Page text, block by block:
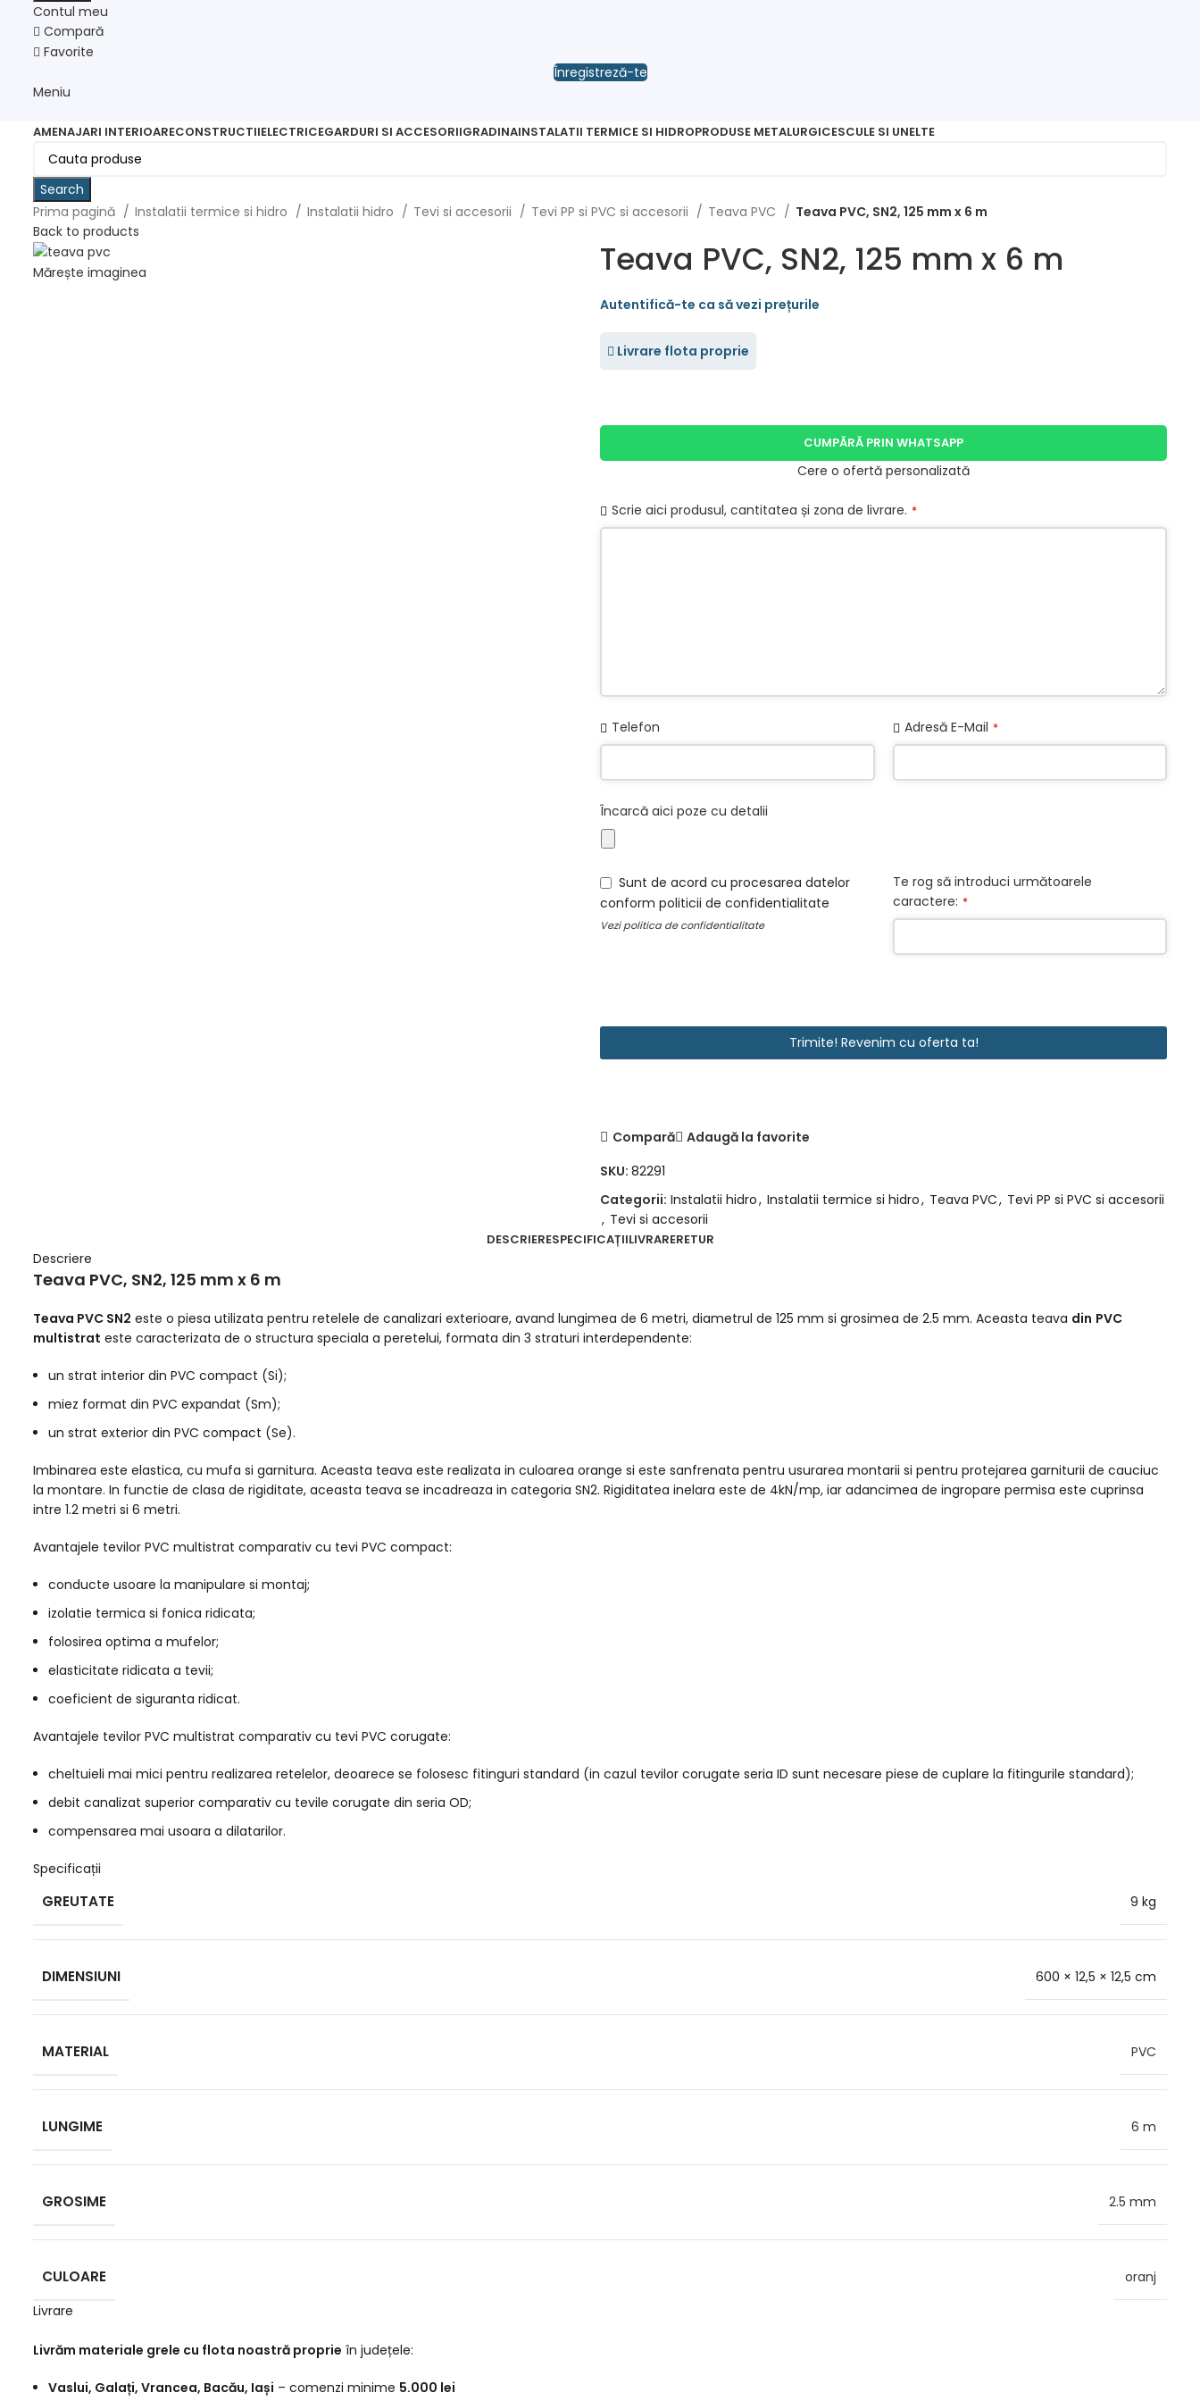
Contul meu
Compară
Favorite
Înregistreză-te
Meniu
AMENAJARI INTERIOARECONSTRUCTIIELECTRICEGARDURI SI ACCESORIIGRADINAINSTALATII TERMICE SI HIDROPRODUSE METALURGICESCULE SI UNELTE
Search
Prima pagină
Instalatii termice si hidro Instalatii hidro Tevi si accesorii Tevi PP si PVC si accesorii Teava PVC
Teava PVC, SN2, 125 mm x 6 m
Back to products
Mărește imaginea Teava PVC, SN2, 125 mm x 6 m
Livrare flota proprie
CUMPĂRĂ PRIN WHATSAPP
Cere o ofertă personalizată
Business
Email *
Scrie aici produsul, cantitatea și zona de livrare. *
Telefon Adresă E-Mail *
Încarcă aici poze cu detalii
Sunt de acord cu procesarea datelor
conform politicii de confidentialitate
Vezipolitica de confidentialitate
Te rog să introduci următoarele
caractere: *
Trimite! Revenim cu oferta ta!
Compară
Adaugă la favorite
SKU: 82291
Categorii: Instalatii hidro, Instalatii termice si hidro, Teava PVC, Tevi PP si PVC si accesorii
, Tevi si accesorii
DESCRIERESPECIFICAȚIILIVRARERETUR
Descriere
Teava PVC, SN2, 125 mm x 6 m
Teava PVC SN2 este o piesa utilizata pentru retelele de canalizari exterioare, avand lungimea de 6 metri, diametrul de 125 mm si grosimea de 2.5 mm. Aceasta teava din PVC
multistrat este caracterizata de o structura speciala a peretelui, formata din 3 straturi interdependente:
un strat interior din PVC compact (Si);
miez format din PVC expandat (Sm);
un strat exterior din PVC compact (Se).
Imbinarea este elastica, cu mufa si garnitura. Aceasta teava este realizata in culoarea orange si este sanfrenata pentru usurarea montarii si pentru protejarea garniturii de cauciuc
la montare. In functie de clasa de rigiditate, aceasta teava se incadreaza in categoria SN2. Rigiditatea inelara este de 4kN/mp, iar adancimea de ingropare permisa este cuprinsa
intre 1.2 metri si 6 metri.
Avantajele tevilor PVC multistrat comparativ cu tevi PVC compact:
conducte usoare la manipulare si montaj;
izolatie termica si fonica ridicata;
folosirea optima a mufelor;
elasticitate ridicata a tevii;
coeficient de siguranta ridicat.
Avantajele tevilor PVC multistrat comparativ cu tevi PVC corugate:
cheltuieli mai mici pentru realizarea retelelor, deoarece se folosesc fitinguri standard (in cazul tevilor corugate seria ID sunt necesare piese de cuplare la fitingurile standard);
debit canalizat superior comparativ cu tevile corugate din seria OD;
compensarea mai usoara a dilatarilor.
Specificații
GREUTATE 9 kg
DIMENSIUNI 600 × 12,5 × 12,5 cm
MATERIAL PVC
LUNGIME 6 m
GROSIME 2.5 mm
CULOARE
oranj
Livrare
Livrăm materiale grele cu flota noastră proprie în județele:
Vaslui, Galați, Vrancea, Bacău, Iași – comenzi minime 5.000 lei